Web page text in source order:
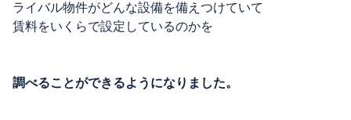
ライバル物件がどんな設備を備えつけていて
賃料をいくらで設定しているのかを
調べることができるようになりました。